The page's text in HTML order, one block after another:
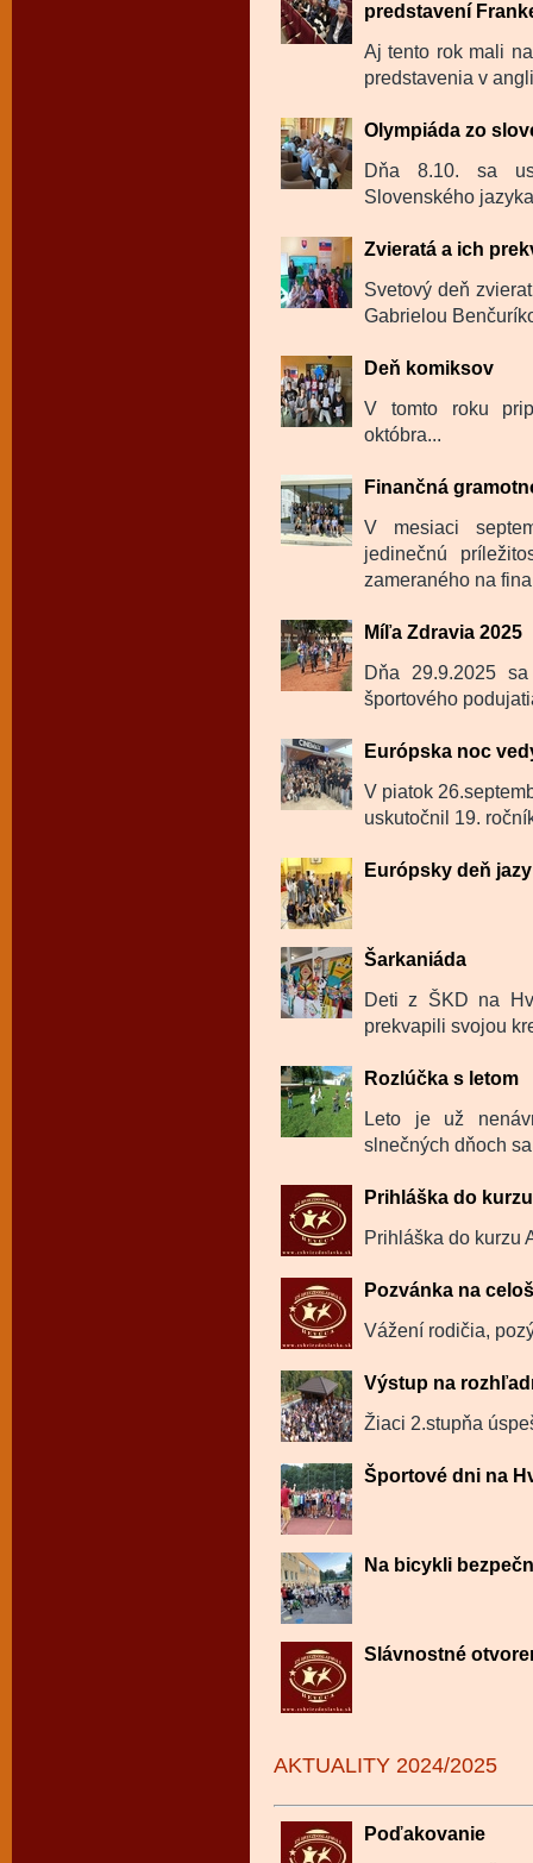
predstavení
Aj tento rok mali
predstavenia v
Olympiáda zo
Dňa 8.10. sa
Slovenského
Zvieratá a ich
Svetový deň
Gabrielou
Deň komiksov
V tomto roku
októbra...
Finančná
V mesiaci
jedinečnú
zameraného na
Míľa Zdravia 2025
Dňa 29.9.2025
športového
Európska noc
V piatok
uskutočnil 19.
Európsky deň
Šarkaniáda
Deti z ŠKD na
prekvapili svojou
Rozlúčka s letom
Leto je už
slnečných dňoch
Prihláška do
Prihláška do kurzu
Pozvánka na
Vážení rodičia,
Výstup na
Žiaci 2.stupňa
Športové dni na
Na bicykli
Slávnostné
AKTUALITY 2024/2025
Poďakovanie